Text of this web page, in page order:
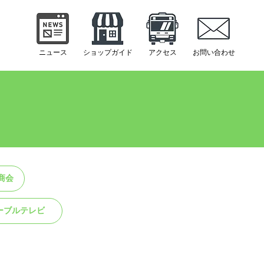
ニュース ​ショップガイド ​アクセス ​お問い合わせ
会
ブルテレビ